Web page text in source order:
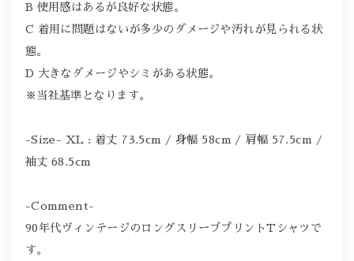
B 使用感はあるが良好な状態。
C 着用に問題はないが多少のダメージや汚れが見られる状
態。
D 大きなダメージやシミがある状態。
※当社基準となります。
-Size- XL : 着丈 73.5cm / 身幅 58cm / 肩幅 57.5cm /
袖丈 68.5cm
-Comment-
90年代ヴィンテージのロングスリーブプリントTシャツで
す。